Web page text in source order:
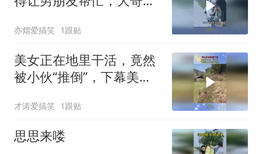
亦熠爱搞笑 1跟贴
美女正在地里干活，竟然
被小伙“推倒”，下幕美女3
才涛爱搞笑 1跟贴
思思来喽